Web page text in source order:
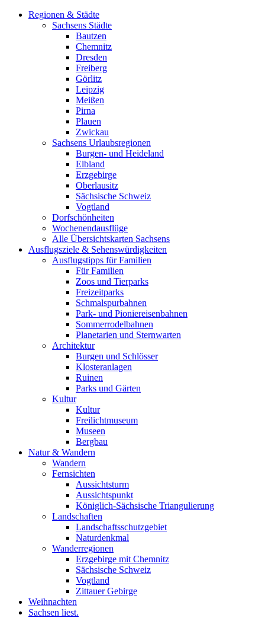
Regionen & Städte
Sachsens Städte
Bautzen
Chemnitz
Dresden
Freiberg
Görlitz
Leipzig
Meißen
Pirna
Plauen
Zwickau
Sachsens Urlaubsregionen
Burgen- und Heideland
Elbland
Erzgebirge
Oberlausitz
Sächsische Schweiz
Vogtland
Dorfschönheiten
Wochenendausflüge
Alle Übersichtskarten Sachsens
Ausflugsziele & Sehenswürdigkeiten
Ausflugstipps für Familien
Für Familien
Zoos und Tierparks
Freizeitparks
Schmalspurbahnen
Park- und Pioniereisenbahnen
Sommerrodelbahnen
Planetarien und Sternwarten
Architektur
Burgen und Schlösser
Klosteranlagen
Ruinen
Parks und Gärten
Kultur
Kultur
Freilichtmuseum
Museen
Bergbau
Natur & Wandern
Wandern
Fernsichten
Aussichtsturm
Aussichtspunkt
Königlich-Sächsische Triangulierung
Landschaften
Landschaftsschutzgebiet
Naturdenkmal
Wanderregionen
Erzgebirge mit Chemnitz
Sächsische Schweiz
Vogtland
Zittauer Gebirge
Weihnachten
Sachsen liest.